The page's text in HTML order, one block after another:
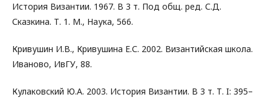
История Византии. 1967. В 3 т. Под общ. ред. С.Д.
Сказкина. Т. 1. М., Наука, 566.
Кривушин И.В., Кривушина Е.С. 2002. Византийская школа.
Иваново, ИвГУ, 88.
Кулаковский Ю.А. 2003. История Византии. В 3 т. Т. I: 395–